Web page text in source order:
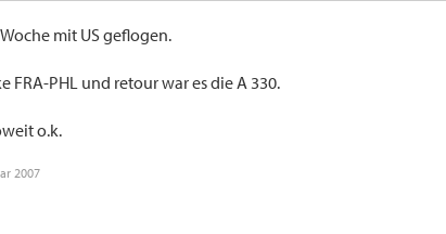
mit US geflogen.
FRA-PHL und retour war es die A 330.
o.k.
2007